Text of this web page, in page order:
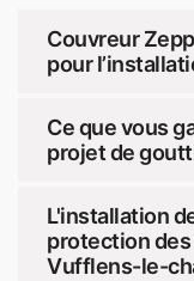
Couvreur
pour
Ce que vous
projet de
L'installation
protection des
Vufflens-le-